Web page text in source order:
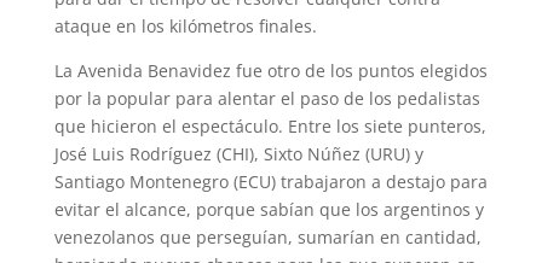
ataque en los kilómetros finales.
La Avenida Benavidez fue otro de los puntos elegidos
por la popular para alentar el paso de los pedalistas
que hicieron el espectáculo. Entre los siete punteros,
José Luis Rodríguez (CHI), Sixto Núñez (URU) y
Santiago Montenegro (ECU) trabajaron a destajo para
evitar el alcance, porque sabían que los argentinos y
venezolanos que perseguían, sumarían en cantidad,